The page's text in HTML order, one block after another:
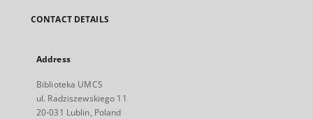
CONTACT DETAILS
Address
Biblioteka UMCS
ul. Radziszewskiego 11
20-031 Lublin, Poland